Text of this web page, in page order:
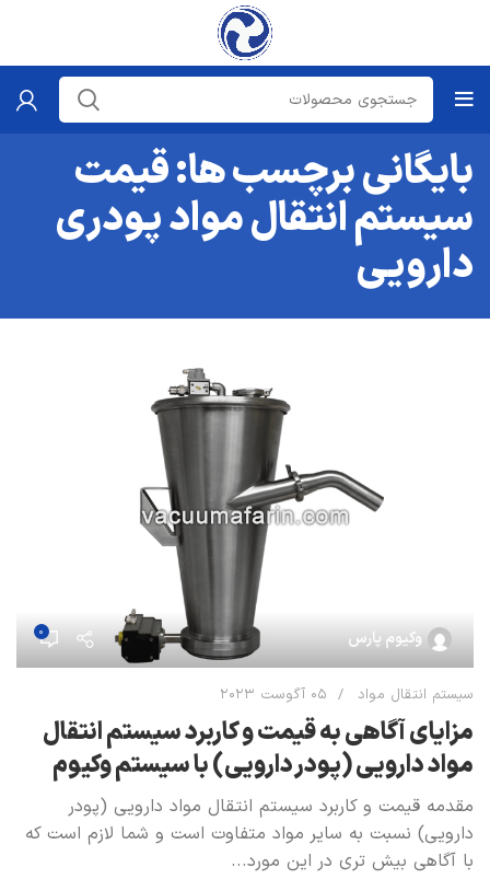
بایگانی برچسب ها: قیمت
سیستم انتقال مواد پودری
دارویی
وکیوم پارس 0
سیستم انتقال مواد 05 آگوست 2023
مزايای آگاهی به قیمت و کاربرد سیستم انتقال
مواد دارویی (پودر دارویی) با سيستم وكيوم
مقدمه قیمت و کاربرد سیستم انتقال مواد دارویی (پودر
دارویی) نسبت به ساير مواد متفاوت است و شما لازم است كه
با آگاهی بيش تری در اين مورد...